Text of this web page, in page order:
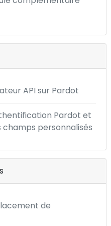
API sur Pardot
Pardot et
personnalisés
de